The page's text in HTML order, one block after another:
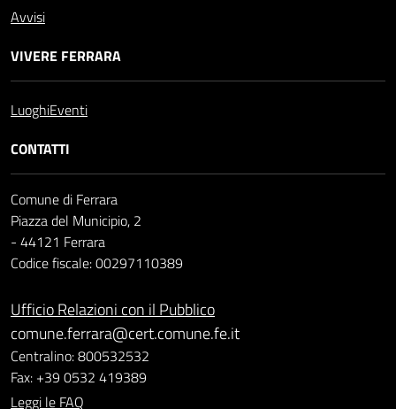
Avvisi
VIVERE FERRARA
LuoghiEventi
CONTATTI
Comune di Ferrara
Piazza del Municipio, 2
- 44121 Ferrara
Codice fiscale: 00297110389
Ufficio Relazioni con il Pubblico
comune.ferrara@cert.comune.fe.it
Centralino: 800532532
Fax: +39 0532 419389
Leggi le FAQ